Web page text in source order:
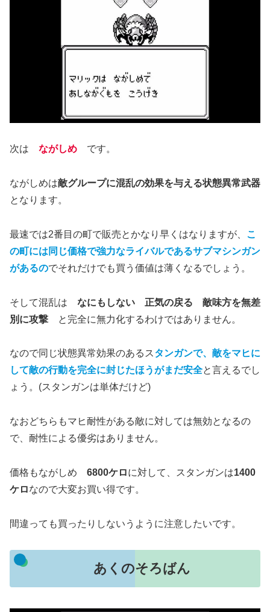
次は ながしめ です。
ながしめは敵グループに混乱の効果を与える状態異常武器
となります。
最速では2番目の町で販売とかなり早くはなりますが、 こ
の町には同じ価格で強力なライバルであるサブマシンガン
があるのでそれだけでも買う価値は薄くなるでしょう。
そして混乱は なにもしない 正気の戻る 敵味方を無差
別に攻撃 と完全に無力化するわけではありません。
なので同じ状態異常効果のあるスタンガンで、敵をマヒに
して敵の行動を完全に封じたほうがまだ安全と言えるでし
ょう。(スタンガンは単体だけど)
なおどちらもマヒ耐性がある敵に対しては無効となるの
で、耐性による優劣はありません。
価格もながしめ 6800ケロに対して、スタンガンは1400
ケロなので大変お買い得です。
間違っても買ったりしないうように注意したいです。
あくのそろばん